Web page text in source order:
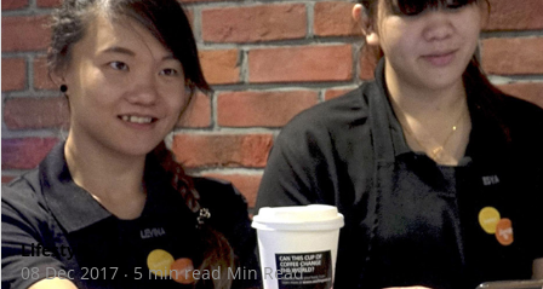
Lifestyle
08 Dec 2017 · 5 min read Min Read